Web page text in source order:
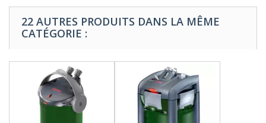
22 AUTRES PRODUITS DANS LA MÊME
CATÉGORIE :